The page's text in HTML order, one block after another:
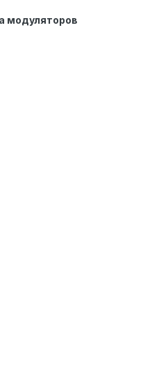
модуляторов